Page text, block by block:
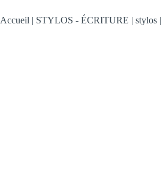
Accueil | STYLOS - ÉCRITURE | stylos |